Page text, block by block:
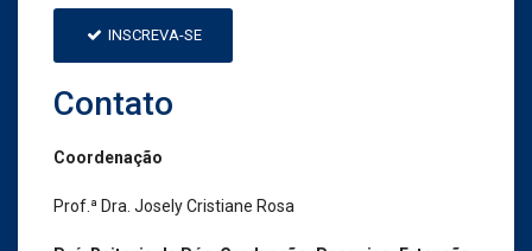
INSCREVA-SE
Contato
Coordenação
Prof.ª Dra. Josely Cristiane Rosa